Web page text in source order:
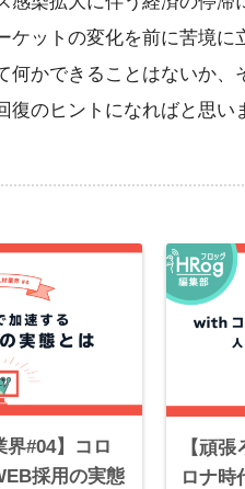
ケットの変化を前に苦境
何かできることはないか
復のヒントになればと思い
界#04】コロ
採用の実態
【頑
ロナ時